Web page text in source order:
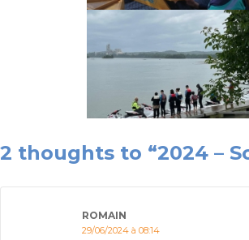
2 thoughts to “2024 –
ROMAIN
29/06/2024 à 08:14